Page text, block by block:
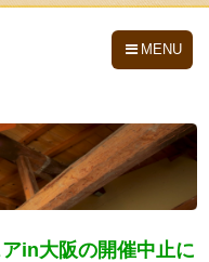
MENU
in大阪の開催中止に